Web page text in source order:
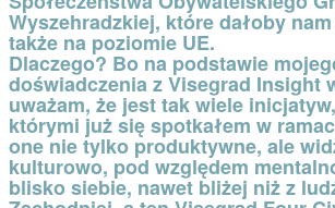
Wyszehradzkiej, które dałoby
także na poziomie UE.
Dlaczego? Bo na podstawie
doświadczenia z Visegrad Insight
uważam, że jest tak wiele
którymi już się spotkałem w
one nie tylko produktywne, ale
kulturowo, pod względem
blisko siebie, nawet bliżej niż z